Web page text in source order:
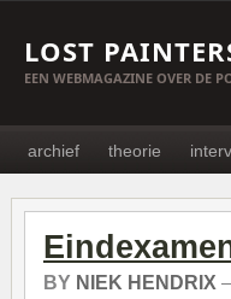
LOST
EEN WEBMAGAZINE OVER DE
archief theorie
BY NIEK HENDRIX –